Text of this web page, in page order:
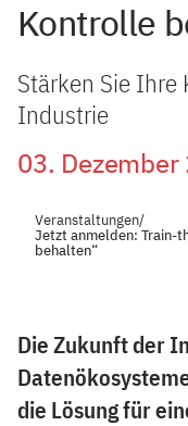
Kontrolle
Stärken Sie Ihre
Industrie
03.
Veranstaltungen/
Jetzt anmelden: Train-
behalten“
Die Zukunft der
die Lösung für